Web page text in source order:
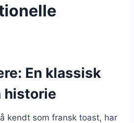
En klassisk
historie
kendt som fransk toast, har